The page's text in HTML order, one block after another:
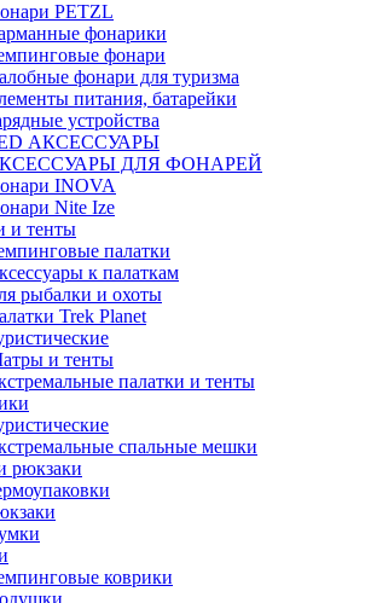
PETZL
фонарики
фонари
фонари для туризма
питания, батарейки
устройства
АКСЕССУАРЫ
ДЛЯ ФОНАРЕЙ
INOVA
Nite Ize
и тенты
палатки
к палаткам
рыбалки и охоты
Trek Planet
и тенты
палатки и тенты
спальные мешки
рюкзаки
коврики